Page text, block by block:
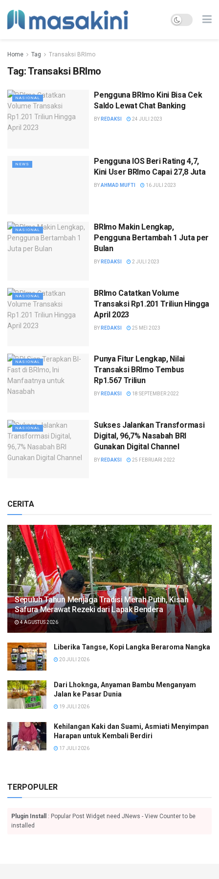
Home Tag Transaksi BRImo
Tag:Transaksi BRImo
NASIONAL
Pengguna BRImo Kini Bisa Cek
Saldo Lewat Chat Banking
BY REDAKSI 24 JULI 2023
NEWS
Pengguna IOS Beri Rating 4,7,
Kini User BRImo Capai 27,8 Juta
BYAHMAD MUFTI 16 JULI 2023
NASIONAL
BRImo Makin Lengkap,
Pengguna Bertambah 1 Juta per
Bulan
BY REDAKSI 2 JULI 2023
NASIONAL
BRImo Catatkan Volume
Transaksi Rp1.201 Triliun Hingga
April 2023
BY REDAKSI 25 MEI 2023
NASIONAL
Punya Fitur Lengkap, Nilai
Transaksi BRImo Tembus
Rp1.567 Triliun
BY REDAKSI 18 SEPTEMBER 2022
NASIONAL
Sukses Jalankan Transformasi
Digital, 96,7% Nasabah BRI
Gunakan Digital Channel
BY REDAKSI 25 FEBRUARI 2022
CERITA
Sepuluh Tahun Menjaga Tradisi Merah Putih, Kisah
Safura Merawat Rezeki dari Lapak Bendera
4 AGUSTUS 2026
Liberika Tangse, Kopi Langka Beraroma Nangka
20 JULI 2026
Dari Lhoknga, Anyaman Bambu Menganyam
Jalan ke Pasar Dunia
19 JULI 2026
Kehilangan Kaki dan Suami, Asmiati Menyimpan
Harapan untuk Kembali Berdiri
17 JULI 2026
TERPOPULER
Plugin Install
: Popular Post Widget need JNews - View Counter to be
installed